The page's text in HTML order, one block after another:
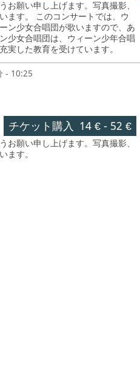
お願い申し上げます。写真撮影、
ます。 このコンサートでは、ウ
ン少女合唱団が歌いますので、あ
少女合唱団は、ウィーン少年合唱
実した教育を受けています。
- 10:25
チケット購入 14 €- 52 €
お願い申し上げます。写真撮影、
ます。